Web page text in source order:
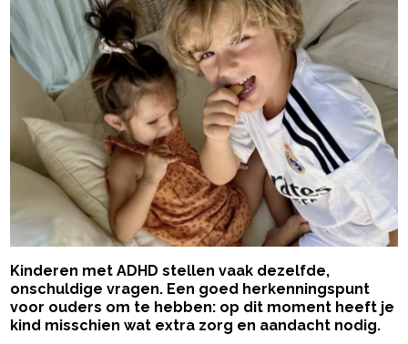
Kinderen met ADHD stellen vaak dezelfde,
onschuldige vragen. Een goed herkenningspunt
voor ouders om te hebben: op dit moment heeft je
kind misschien wat extra zorg en aandacht nodig.